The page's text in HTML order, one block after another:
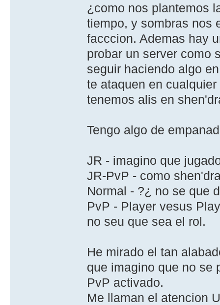
¿como nos plantemos
tiempo, y sombras nos
facccion. Ademas hay
probar un server como
seguir haciendo algo
te ataquen en
tenemos alis en
Tengo algo de
JR - imagino que
JR-PvP - como
Normal - ?¿ no se que
PvP - Player vesus
no seu que sea el rol.
He mirado el tan
que imagino que no se
PvP activado.
Me llaman el atencion